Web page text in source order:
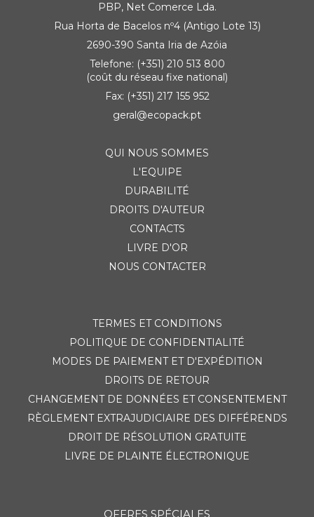
PBP, Net Comerce Lda.
Rua Horta de Bacelos nº4 (Antigo Lote 13)
2690-390 Santa Iria de Azóia
Telefone: (+351) 210 513 800
(coût du réseau fixe national)
Fax: (+351) 217 155 952
geral@ecopack.pt
QUI NOUS SOMMES
L'EQUIPE
DURABILITÉ
DROITS D'AUTEUR
CONTACTS
LIVRE D'OR
NOUS CONTACTER
TERMES ET CONDITIONS
POLITIQUE DE CONFIDENTIALITÉ
MODES DE PAIEMENT ET D'EXPÉDITION
DROITS DE RETOUR
CHANGEMENT DE DONNÉES ET CONSENTEMENT
RÈGLEMENT EXTRAJUDICIAIRE DES DIFFÉRENDS
DROIT DE RÉSOLUTION GRATUITE
LIVRE DE PLAINTE ÉLECTRONIQUE
OFFRES SPÉCIALES